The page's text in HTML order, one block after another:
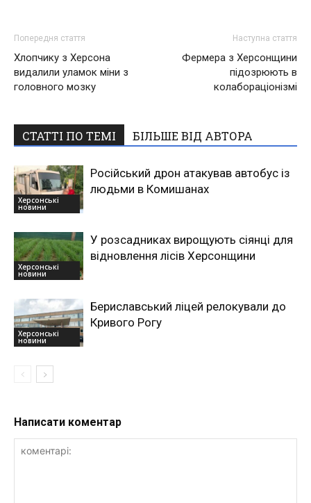
Попередня стаття
Хлопчику з Херсона
видалили уламок міни з
головного мозку
Наступна стаття
Фермера з Херсонщини
підозрюють в
колабораціонізмі
СТАТТІ ПО ТЕМІ БІЛЬШЕ ВІД АВТОРА
Херсонські
новини
Російський дрон атакував автобус із
людьми в Комишанах
Херсонські
новини
У розсадниках вирощують сіянці для
відновлення лісів Херсонщини
Херсонські
новини
Бериславський ліцей релокували до
Кривого Рогу
Написати коментар